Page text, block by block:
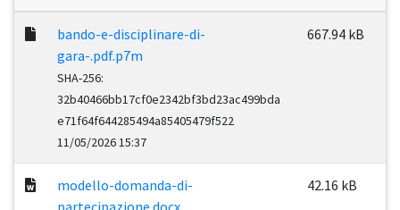
bando-e-disciplinare-di-
gara-.pdf.p7m
SHA-256:
32b40466bb17cf0e2342bf3bd23ac499bda
e71f64f644285494a85405479f522
11/05/2026 15:37
667.94 kB
modello-domanda-di-
42.16 kB